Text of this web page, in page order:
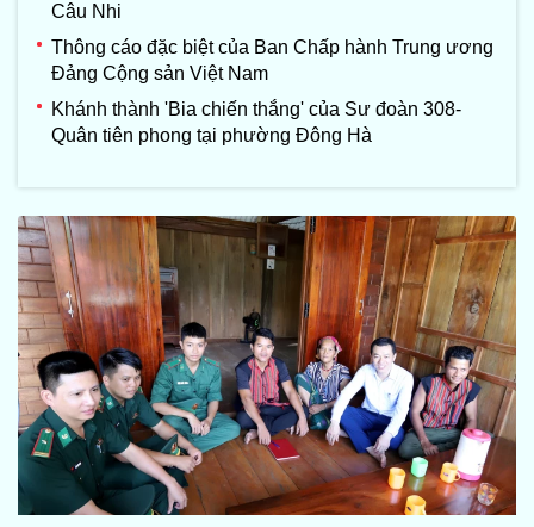
Câu Nhi
Thông cáo đặc biệt của Ban Chấp hành Trung ương
Đảng Cộng sản Việt Nam
Khánh thành 'Bia chiến thắng' của Sư đoàn 308-
Quân tiên phong tại phường Đông Hà